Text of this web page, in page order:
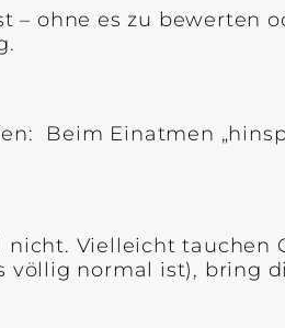
ohne es zu bewerten
Beim Einatmen
Vielleicht tauchen
völlig normal ist), bring